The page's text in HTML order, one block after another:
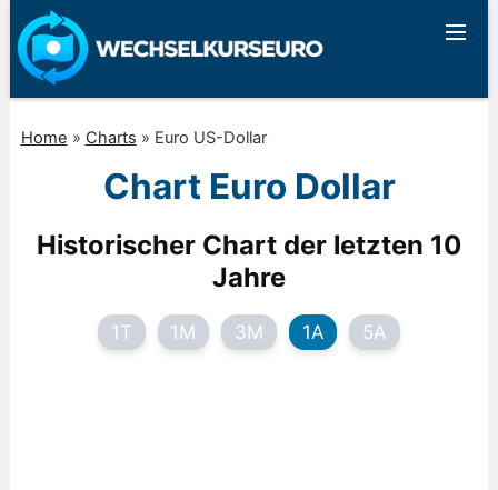
Home » Charts » Euro US-Dollar
Chart Euro Dollar
Historischer Chart der letzten 10
Jahre
1T 1M 3M 1A 5A